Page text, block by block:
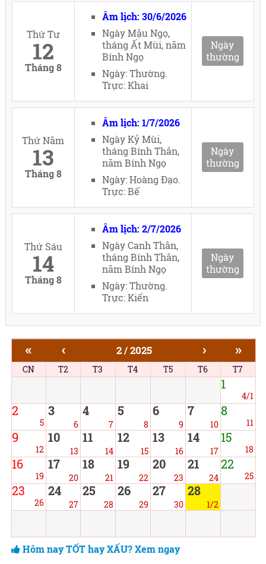
Thứ Tư
12
Tháng 8
Âm lịch: 30/6/2026
Ngày Mậu Ngọ,
tháng Ất Mùi, năm
Bính Ngọ
Ngày: Thường.
Trực: Khai
Ngày
thường
Thứ Năm
13
Tháng 8
Âm lịch: 1/7/2026
Ngày Kỷ Mùi,
tháng Bính Thân,
năm Bính Ngọ
Ngày: Hoàng Đạo.
Trực: Bế
Ngày
thường
Thứ Sáu
14
Tháng 8
Âm lịch: 2/7/2026
Ngày Canh Thân,
tháng Bính Thân,
năm Bính Ngọ
Ngày: Thường.
Trực: Kiến
Ngày
thường
« ‹ 2 / 2025 › »
CN T2 T3 T4 T5 T6 T7
1
4/1
2
5
3
6
4
7
5
8
6
9
7
10
8
11
9
12
10
13
11
14
12
15
13
16
14
17
15
18
16
19
17
20
18
21
19
22
20
23
21
24
22
25
23
26
24
27
25
28
26
29
27
30
28
1/2
Hôm nay TỐT hay XẤU? Xem ngay